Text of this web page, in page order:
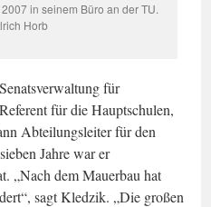
in seinem Büro an der TU.
Horb
für
für die Hauptschulen,
Abteilungsleiter für den
Jahre war er
„Nach dem Mauerbau hat
sagt Kledzik. „Die großen